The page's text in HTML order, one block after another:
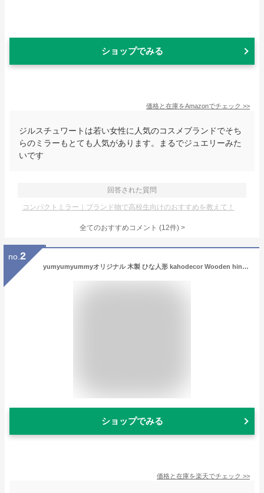
ショップでみる
価格と在庫をAmazonでチェック >>
ジルスチュワートは若い女性に人気のコスメブランドでそち
らのミラーもとても人気があります。まるでジュエリーみた
いです
回答された質問
コンパクトミラー｜ブランド物で高校生向けのおすすめを教えて！
全てのおすすめコメント (12件) >
no. 2
yumyumyummyオリジナル 木製 ひな人形 kahodecor Wooden hina dolls yummy's original 雛人形 おひなさま お雛様 ひな飾り ひなまつり 初節句 桃の節句 女の子 誕生日 出産祝い プレゼント インテリア お祝い おしゃれ かわいい モダン コンパクト 飾り ラッピング
ショップでみる
価格と在庫を楽天でチェック >>